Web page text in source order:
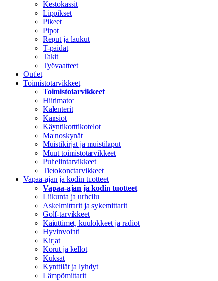
Kestokassit
Lippikset
Pikeet
Pipot
Reput ja laukut
T-paidat
Takit
Työvaatteet
Outlet
Toimistotarvikkeet
Toimistotarvikkeet
Hiirimatot
Kalenterit
Kansiot
Käyntikorttikotelot
Mainoskynät
Muistikirjat ja muistilaput
Muut toimistotarvikkeet
Puhelintarvikkeet
Tietokonetarvikkeet
Vapaa-ajan ja kodin tuotteet
Vapaa-ajan ja kodin tuotteet
Liikunta ja urheilu
Askelmittarit ja sykemittarit
Golf-tarvikkeet
Kaiuttimet, kuulokkeet ja radiot
Hyvinvointi
Kirjat
Korut ja kellot
Kuksat
Kynttilät ja lyhdyt
Lämpömittarit